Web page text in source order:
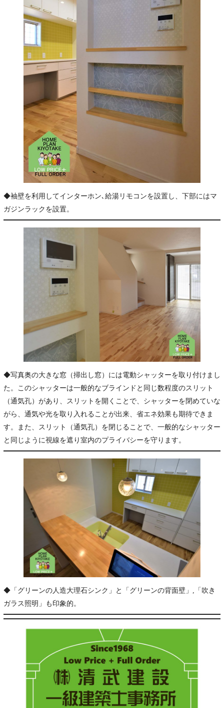
◆袖壁を利用してインターホン､給湯リモコンを設置し、下部にはマ
ガジンラックを設置。
◆写真奥の大きな窓（掃出し窓）には電動シャッターを取り付けまし
た。このシャッターは一般的なブラインドと同じ数程度のスリット
（通気孔）があり、スリットを開くことで、シャッターを閉めていな
がら、通気や光を取り入れることが出来、省エネ効果も期待できま
す。また、スリット（通気孔）を閉じることで、一般的なシャッター
と同じように視線を遮り室内のプライバシーを守ります。
◆「グリーンの人造大理石シンク」と「グリーンの背面壁」,「吹き
ガラス照明」も印象的。